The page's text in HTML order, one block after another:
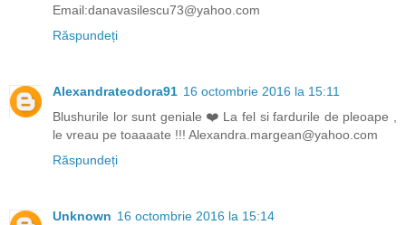
Email:danavasilescu73@yahoo.com
Răspundeți
Alexandrateodora91 16 octombrie 2016 la 15:11
Blushurile lor sunt geniale ❤️ La fel si fardurile de pleoape ,
le vreau pe toaaaate !!! Alexandra.margean@yahoo.com
Răspundeți
Unknown 16 octombrie 2016 la 15:14